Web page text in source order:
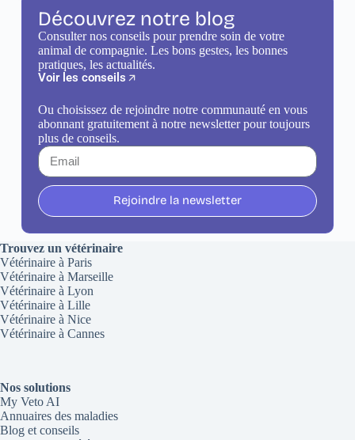
Découvrez notre blog
Consulter nos conseils pour prendre soin de votre
animal de compagnie. Les bons gestes, les bonnes
pratiques, les actualités.
Voir les conseils
Ou choisissez de rejoindre notre communauté en vous
abonnant gratuitement à notre newsletter pour toujours
plus de conseils.
Rejoindre la newsletter
Trouvez un vétérinaire
Vétérinaire à Paris
Vétérinaire à Marseille
Vétérinaire à Lyon
Vétérinaire à Lille
Vétérinaire à Nice
Vétérinaire à Cannes
Nos solutions
My Veto AI
Annuaires des maladies
Blog et conseils